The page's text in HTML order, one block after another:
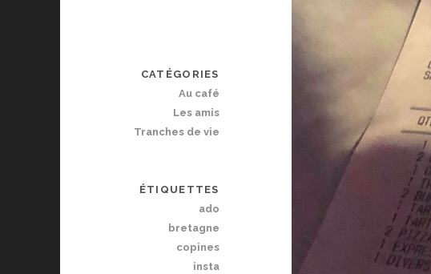
CATÉGORIES
Au café
Les amis
Tranches de vie
ÉTIQUETTES
ado
bretagne
copines
insta